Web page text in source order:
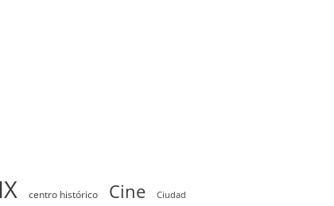
centro histórico Cine Ciudad